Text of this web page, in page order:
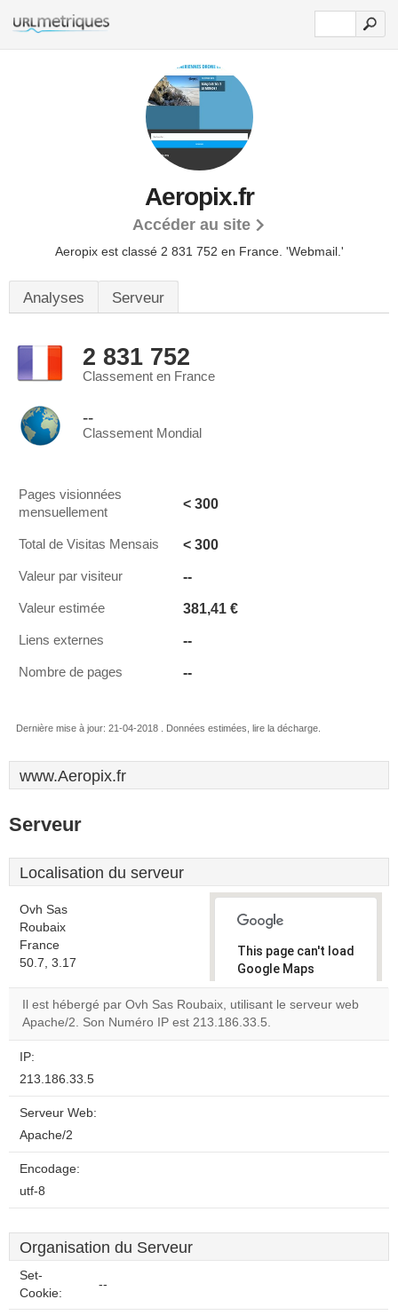
Aeropix.fr
Accéder au site
Aeropix est classé 2 831 752 en France. 'Webmail.'
Analyses Serveur
2 831 752
Classement en France
--
Classement Mondial
Pages visionnées
mensuellement
< 300
Total de Visitas Mensais < 300
Valeur par visiteur --
Valeur estimée 381,41 €
Liens externes --
Nombre de pages --
Dernière mise à jour: 21-04-2018 . Données estimées, lire la décharge.
www.Aeropix.fr
Serveur
Localisation du serveur
Ovh Sas
Roubaix
France
50.7, 3.17
This page can't load
Google Maps
correctly.
Do you
own this
OK
Il est hébergé par Ovh Sas Roubaix, utilisant le serveur web
Apache/2. Son Numéro IP est 213.186.33.5.
IP:
213.186.33.5
Serveur Web:
Apache/2
Encodage:
utf-8
Organisation du Serveur
Set-
Cookie:
--